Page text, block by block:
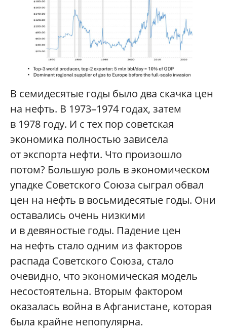
В семидесятые годы было два скачка цен
на нефть. В 1973–1974 годах, затем
в 1978 году. И с тех пор советская
экономика полностью зависела
от экспорта нефти. Что произошло
потом? Большую роль в экономическом
упадке Советского Союза сыграл обвал
цен на нефть в восьмидесятые годы. Они
оставались очень низкими
и в девяностые годы. Падение цен
на нефть стало одним из факторов
распада Советского Союза, стало
очевидно, что экономическая модель
несостоятельна. Вторым фактором
оказалась война в Афганистане, которая
была крайне непопулярна.